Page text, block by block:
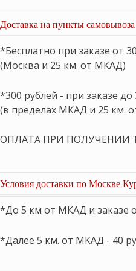
Доставка на пункты
*Бесплатно при заказе от
(Москва и 25 км. от МКАД)
*300 рублей - при заказе до
(в пределах МКАД и 25 км.
ОПЛАТА ПРИ ПОЛУЧЕНИИ
Условия доставки по Москве
*До 5 км от МКАД и заказе
*Далее 5 км. от МКАД - 40